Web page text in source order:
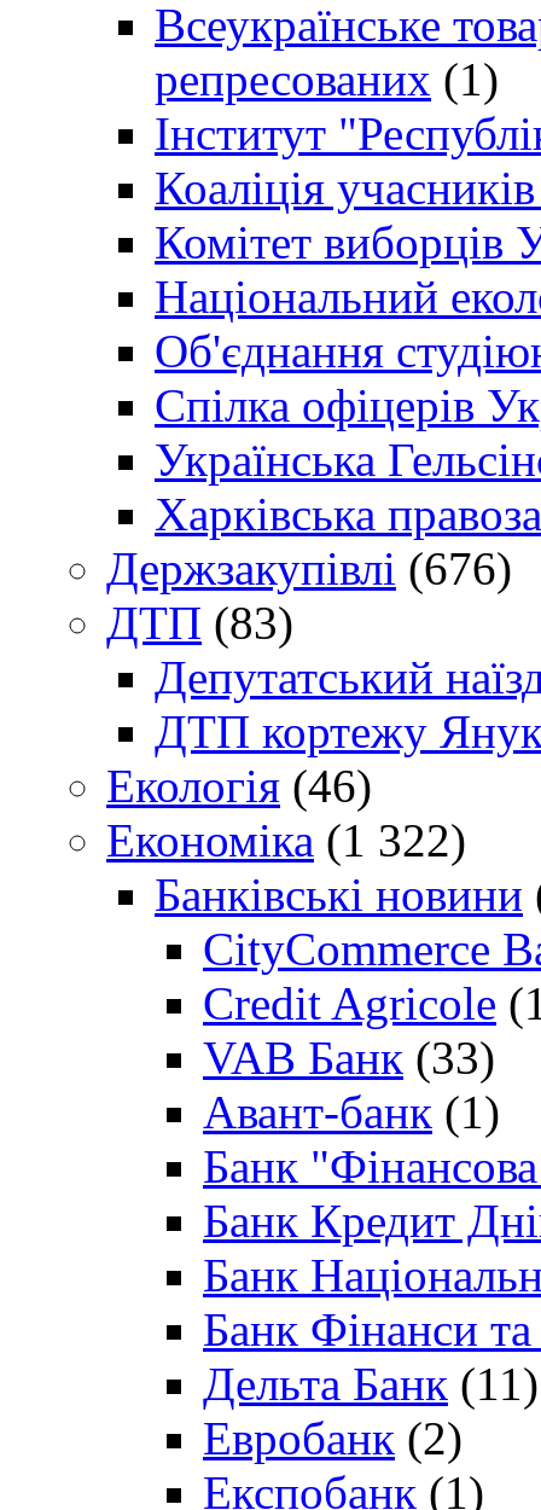
Всеукраїнське
репресованих (1)
Інститут
Коаліція
Комітет виборців
Національний
Об'єднання
Спілка офіцерів
Українська
Харківська
Держзакупівлі (676)
ДТП (83)
Депутатський
ДТП кортежу
Екологія (46)
Економіка (1 322)
Банківські новини
CityCommerce
Credit Agricole
VAB Банк (33)
Авант-банк (1)
Банк "Фінансова
Банк Кредит
Банк
Банк Фінанси
Дельта Банк (11)
Евробанк (2)
Експобанк (1)